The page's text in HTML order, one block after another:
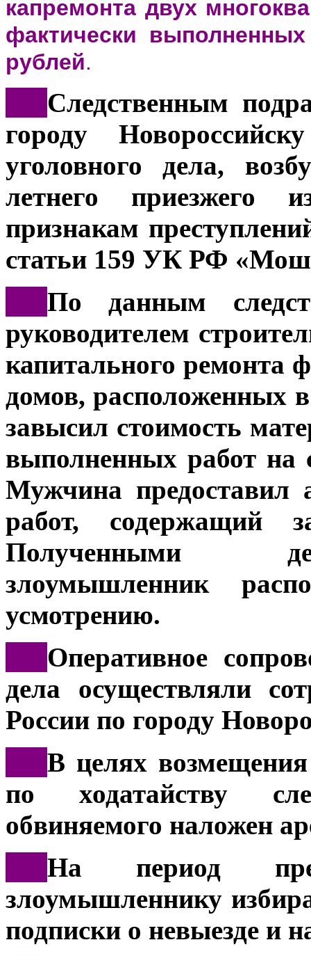
капремонта двух
фактически
рублей.
Следственным
городу
уголовного дела,
летнего приезжего
признакам
статьи 159 УК РФ
По данным
руководителем
капитального ремонта
домов, расположенных
завысил стоимость
выполненных работ на
Мужчина предоставил
работ, содержащий
Полученными
злоумышленник
усмотрению.
Оперативное
дела осуществляли
России по городу
В целях
по ходатайству
обвиняемого наложен
На период
злоумышленнику
подписки о невыезде и